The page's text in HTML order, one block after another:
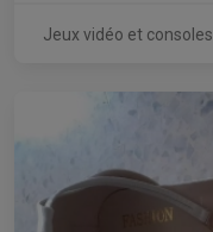
Jeux vidéo et consoles